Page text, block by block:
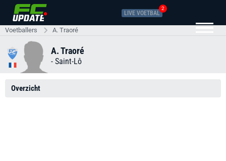
LIVE VOETBAL
2
Voetballers A. Traoré
A. Traoré
- Saint-Lô
Overzicht